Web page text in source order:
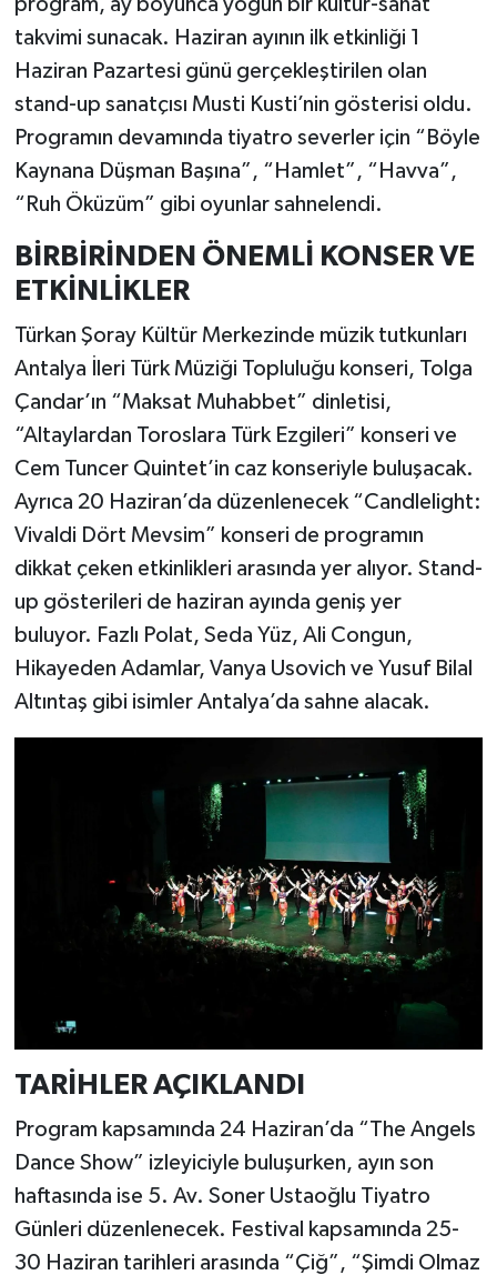
program, ay boyunca yoğun bir kültür-sanat
takvimi sunacak. Haziran ayının ilk etkinliği 1
Haziran Pazartesi günü gerçekleştirilen olan
stand-up sanatçısı Musti Kusti’nin gösterisi oldu.
Programın devamında tiyatro severler için “Böyle
Kaynana Düşman Başına”, “Hamlet”, “Havva”,
“Ruh Öküzüm” gibi oyunlar sahnelendi.
BİRBİRİNDEN ÖNEMLİ KONSER VE
ETKİNLİKLER
Türkan Şoray Kültür Merkezinde müzik tutkunları
Antalya İleri Türk Müziği Topluluğu konseri, Tolga
Çandar’ın “Maksat Muhabbet” dinletisi,
“Altaylardan Toroslara Türk Ezgileri” konseri ve
Cem Tuncer Quintet’in caz konseriyle buluşacak.
Ayrıca 20 Haziran’da düzenlenecek “Candlelight:
Vivaldi Dört Mevsim” konseri de programın
dikkat çeken etkinlikleri arasında yer alıyor. Stand-
up gösterileri de haziran ayında geniş yer
buluyor. Fazlı Polat, Seda Yüz, Ali Congun,
Hikayeden Adamlar, Vanya Usovich ve Yusuf Bilal
Altıntaş gibi isimler Antalya’da sahne alacak.
TARİHLER AÇIKLANDI
Program kapsamında 24 Haziran’da “The Angels
Dance Show” izleyiciyle buluşurken, ayın son
haftasında ise 5. Av. Soner Ustaoğlu Tiyatro
Günleri düzenlenecek. Festival kapsamında 25-
30 Haziran tarihleri arasında “Çiğ”, “Şimdi Olmaz